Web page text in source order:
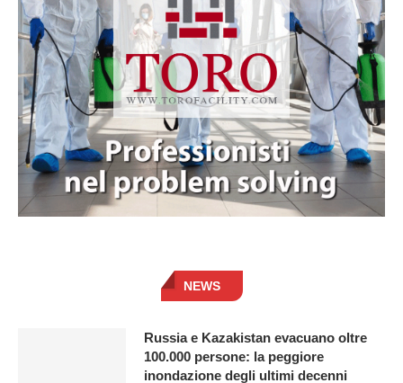
NEWS
Russia e Kazakistan evacuano oltre
100.000 persone: la peggiore
inondazione degli ultimi decenni